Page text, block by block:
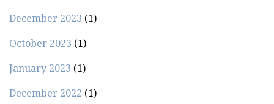
December 2023 (1)
October 2023 (1)
January 2023 (1)
December 2022 (1)